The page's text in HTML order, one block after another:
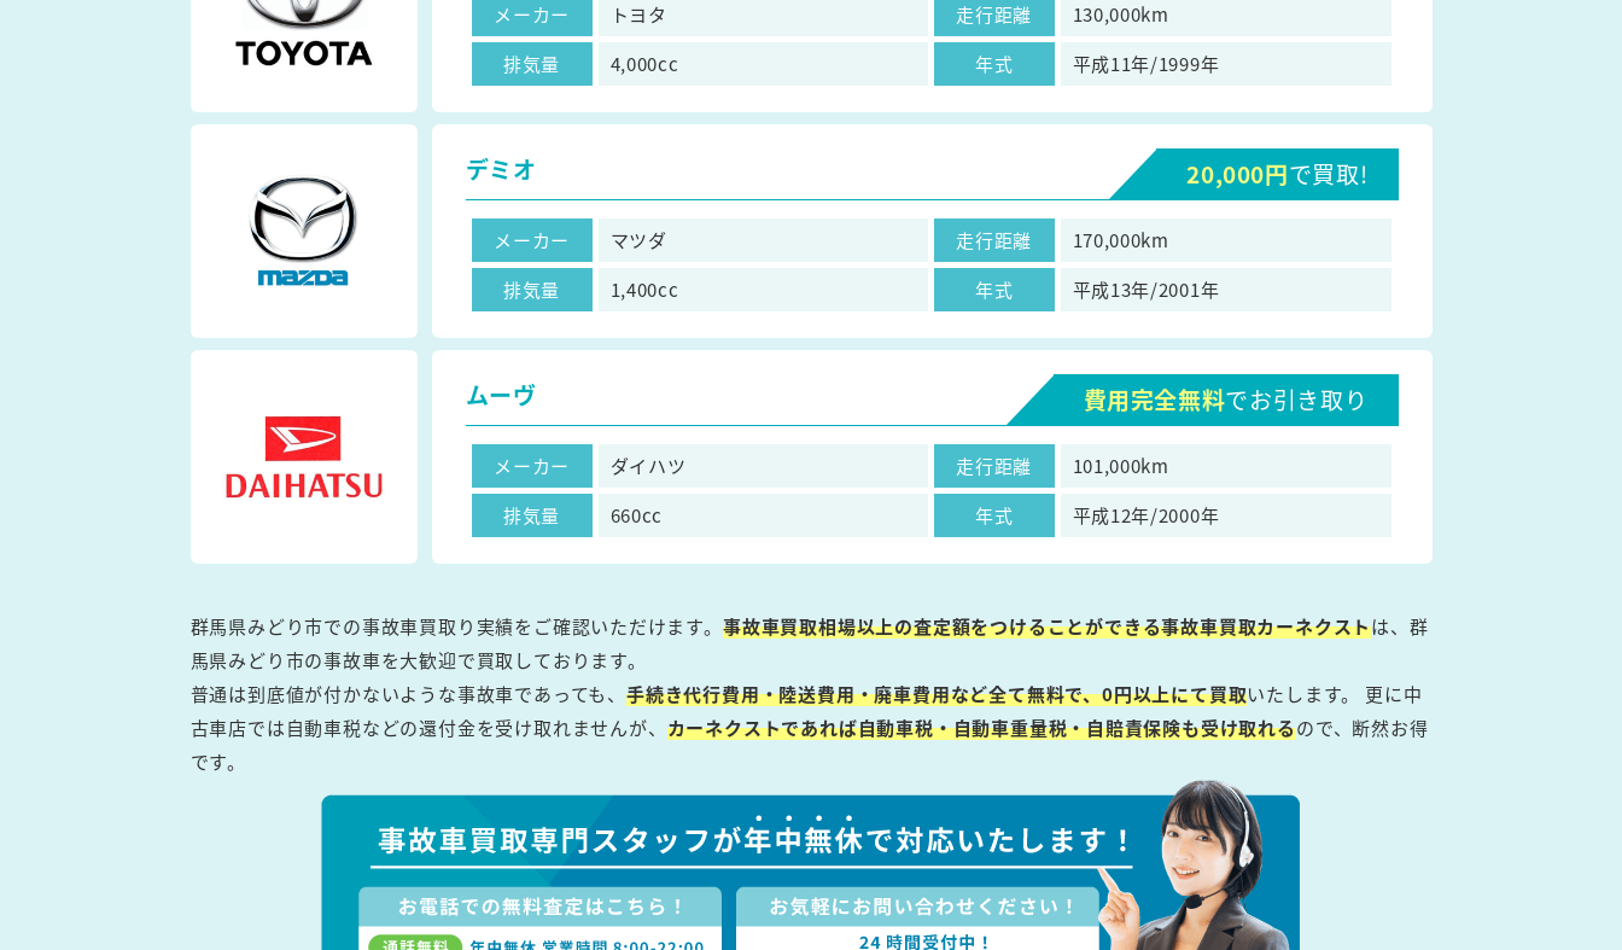
メーカー トヨタ 走行距離
130,000km
排気量
4,000cc 年式 平成11年/1999年
デミオ 20,000円で買取!
メーカー マツダ 走行距離
170,000km
排気量
1,400cc 年式 平成13年/2001年
ムーヴ 費用完全無料でお引き取り
メーカー ダイハツ 走行距離
101,000km
排気量
660cc 年式 平成12年/2000年
群馬県みどり市での事故車買取り実績をご確認いただけます。 事故車買取相場以上の査定額をつけることができる事故車買取カーネクストは、群
馬県みどり市の事故車を大歓迎で買取しております。
普通は到底値が付かないような事故車であっても、 手続き代行費用・陸送費用・廃車費用など全て無料で、0円以上にて買取いたします。 更に中
古車店では自動車税などの還付金を受け取れませんが、 カーネクストであれば自動車税・自動車重量税・自賠責保険も受け取れるので、断然お得
です。